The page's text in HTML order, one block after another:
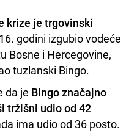
krize je trgovinski
godini izgubio vodeće
Bosne i Hercegovine,
tuzlanski Bingo.
da je Bingo značajno
tržišni udio od 42
ima udio od 36 posto.